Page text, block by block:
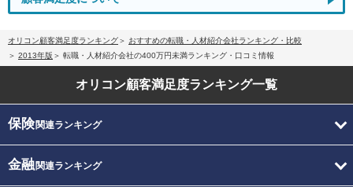
オリコン顧客満足度ランキング
おすすめの転職・人材紹介会社ランキング・比較
2013年版
転職・人材紹介会社の400万円未満ランキング・口コミ情報
オリコン顧客満足度ランキング一覧
保険関連ランキング
金融関連ランキング